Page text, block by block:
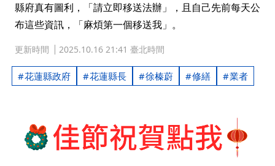
縣府真有圖利，「請立即移送法辦」，且自己先前每天公
布這些資訊，「麻煩第一個移送我」。
更新時間 2025.10.16 21:41 臺北時間
花蓮縣政府 花蓮縣長 徐榛蔚 修繕 業者